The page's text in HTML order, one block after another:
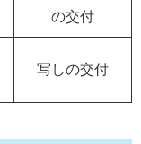
の交付
写しの交付